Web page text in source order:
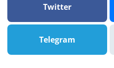
Twitter
Telegram